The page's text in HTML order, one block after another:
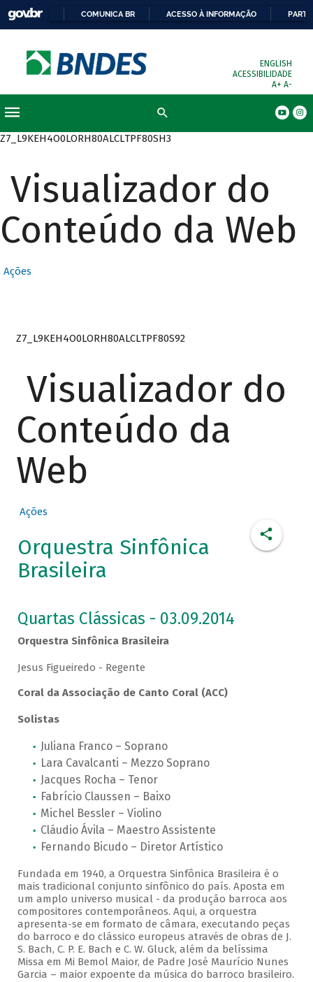
COMUNICA BR ACESSO À INFORMAÇÃO
ENGLISH
ACESSIBILIDADE
A+ A-
Z7_L9KEH4O0LORH80ALCLTPF80SH3
Visualizador do
Conteúdo da Web
Ações
Z7_L9KEH4O0LORH80ALCLTPF80S92
Visualizador do
Conteúdo da
Web
Ações
Orquestra Sinfônica
Brasileira
Quartas Clássicas - 03.09.2014
Orquestra Sinfônica Brasileira
Jesus Figueiredo - Regente
Coral da Associação de Canto Coral (ACC)
Solistas
Juliana Franco – Soprano
Lara Cavalcanti – Mezzo Soprano
Jacques Rocha – Tenor
Fabrício Claussen – Baixo
Michel Bessler – Violino
Cláudio Ávila – Maestro Assistente
Fernando Bicudo – Diretor Artístico
Fundada em 1940, a Orquestra Sinfônica Brasileira é o
mais tradicional conjunto sinfônico do país. Aposta em
um amplo universo musical - da produção barroca aos
compositores contemporâneos. Aqui, a orquestra
apresenta-se em formato de câmara, executando peças
do barroco e do clássico europeus através de obras de J.
S. Bach, C. P. E. Bach e C. W. Gluck, além da belíssima
Missa em Mi Bemol Maior, de Padre José Maurício Nunes
Garcia – maior expoente da música do barroco brasileiro.